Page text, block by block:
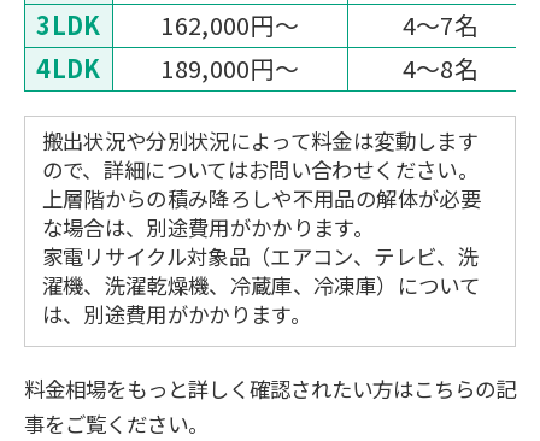
3LDK
162,000円〜
4～7名
4LDK
189,000円〜 4～8名
搬出状況や分別状況によって料金は変動します
ので、詳細についてはお問い合わせください。
上層階からの積み降ろしや不用品の解体が必要
な場合は、別途費用がかかります。
家電リサイクル対象品（エアコン、テレビ、洗
濯機、洗濯乾燥機、冷蔵庫、冷凍庫）について
は、別途費用がかかります。
料金相場をもっと詳しく確認されたい方はこちらの記
事をご覧ください。